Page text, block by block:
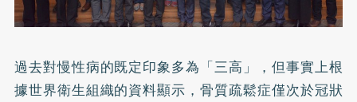
過去對慢性病的既定印象多為「三高」，但事實上根
據世界衛生組織的資料顯示，骨質疏鬆症僅次於冠狀